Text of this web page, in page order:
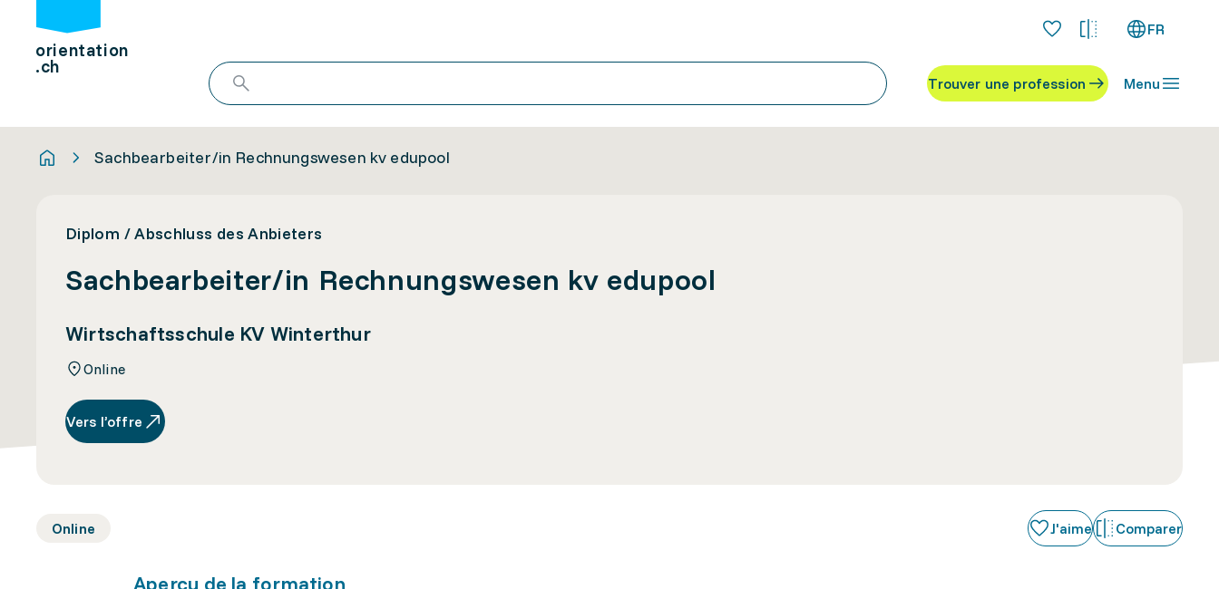
orientation
.ch
FR
Trouver une profession Menu
Sachbearbeiter/in Rechnungswesen kv edupool
Diplom / Abschluss des Anbieters
Sachbearbeiter/in Rechnungswesen kv edupool
Wirtschaftsschule KV Winterthur
Online
Vers l’offre
Online J'aime Comparer
Aperçu de la formation